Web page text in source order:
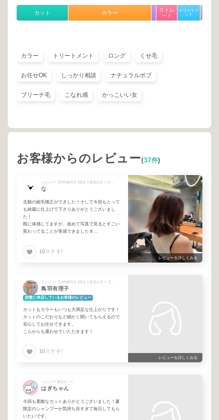
カット カラー
ストレ
ート
トリートメ
ント
カラー トリートメント ロング くせ毛
お任せOK しっかり相談 ナチュラルボブ
ブリーチ毛 こなれ感 かっこいい女
お客様からのレビュー(37件)
な
念願の縮毛矯正ができした！そして今回もとって
も綺麗に仕上げて下さりありがとうございまし
た！
既に体感してますが、改めて写真で見るとすごい
変わってることが実感できました☺
10ステキ!
レビューを詳しくみる
鳥羽有理子
頻繁に来店しているお客様のレビュー
カットもカラーもいつも大満足な仕上がりです！
カットのこだわりなど細かく聞いてもらえるので
安心してお任せできます。
こらからも通わせていただきます！
10ステキ!
レビューを詳しくみる
メニュー/ 単品カット
はぎちゃん
今回も素敵なカットありがとうございました！夏
限定のシャンプーが気持ち良すぎて毎日してもら
いたいです。